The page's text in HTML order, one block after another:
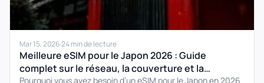
Mar 15, 2026·24 min de lecture
Meilleure eSIM pour le Japon 2026 : Guide
complet sur le réseau, la couverture et la
Pourquoi vous avez besoin d’un eSIM pour le Japon en 2026